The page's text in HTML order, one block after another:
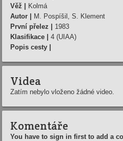
Věž |
Kolmá
Autor |
M. Pospí­šil, S. Klement
První přelez |
1983
Klasifikace |
4 (UIAA)
Popis cesty |
Videa
Zatím nebylo vloženo žádné video.
Komentáře
You have to sign in first to add a